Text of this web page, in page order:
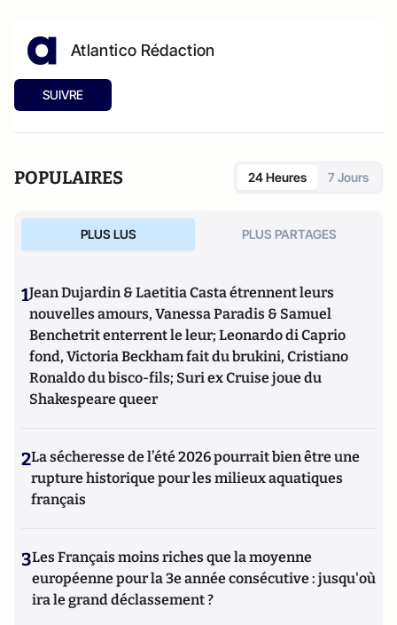
Atlantico Rédaction
SUIVRE
POPULAIRES 24 Heures 7 Jours
PLUS LUS PLUS PARTAGES
1Jean Dujardin & Laetitia Casta étrennent leurs
nouvelles amours, Vanessa Paradis & Samuel
Benchetrit enterrent le leur; Leonardo di Caprio
fond, Victoria Beckham fait du brukini, Cristiano
Ronaldo du bisco-fils; Suri ex Cruise joue du
Shakespeare queer
2La sécheresse de l’été 2026 pourrait bien être une
rupture historique pour les milieux aquatiques
français
3Les Français moins riches que la moyenne
européenne pour la 3e année consécutive : jusqu'où
ira le grand déclassement ?